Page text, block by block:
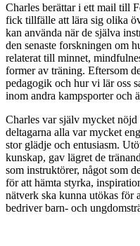
Charles berättar i ett mail till
fick tillfälle att lära sig olika
kan använda när de själva
den senaste forskningen om
relaterat till minnet,
former av träning. Eftersom
pedagogik och hur vi lär oss
inom andra kampsporter och
Charles var själv mycket
deltagarna alla var mycket
stor glädje och entusiasm.
kunskap, gav lägret de
som instruktörer, något som
för att hämta styrka,
nätverk ska kunna utökas för
bedriver barn- och